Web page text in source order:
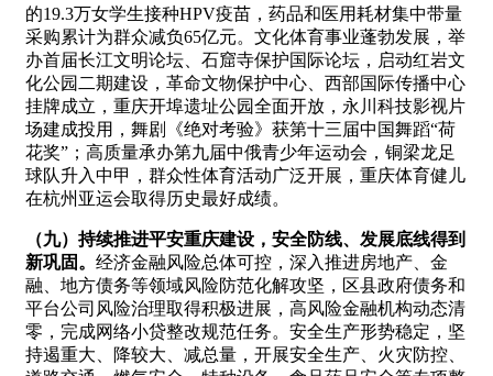
的19.3万女学生接种HPV疫苗，药品和医用耗材集中带量
采购累计为群众减负65亿元。文化体育事业蓬勃发展，举
办首届长江文明论坛、石窟寺保护国际论坛，启动红岩文
化公园二期建设，革命文物保护中心、西部国际传播中心
挂牌成立，重庆开埠遗址公园全面开放，永川科技影视片
场建成投用，舞剧《绝对考验》获第十三届中国舞蹈“荷
花奖”；高质量承办第九届中俄青少年运动会，铜梁龙足
球队升入中甲，群众性体育活动广泛开展，重庆体育健儿
在杭州亚运会取得历史最好成绩。
（九）持续推进平安重庆建设，安全防线、发展底线得到
新巩固。 经济金融风险总体可控，深入推进房地产、金
融、地方债务等领域风险防范化解攻坚，区县政府债务和
平台公司风险治理取得积极进展，高风险金融机构动态清
零，完成网络小贷整改规范任务。安全生产形势稳定，坚
持遏重大、降较大、减总量，开展安全生产、火灾防控、